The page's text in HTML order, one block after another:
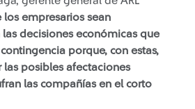
los empresarios sean
las decisiones económicas que
porque, con estas,
las posibles afectaciones
las compañías en el corto